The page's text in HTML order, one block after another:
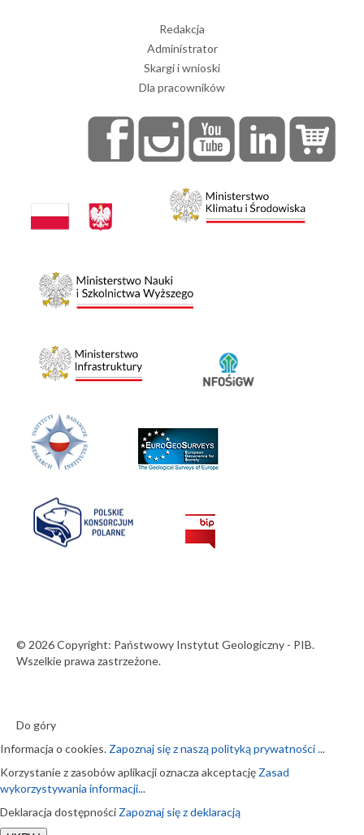
Redakcja
Administrator
Skargi i wnioski
Dla pracowników
© 2026 Copyright: Państwowy Instytut Geologiczny - PIB.
Wszelkie prawa zastrzeżone.
Do góry
Informacja o cookies. Zapoznaj się z naszą polityką prywatności ...
Korzystanie z zasobów aplikacji oznacza akceptację Zasad
wykorzystywania informacji...
Deklaracja dostępności Zapoznaj się z deklaracją